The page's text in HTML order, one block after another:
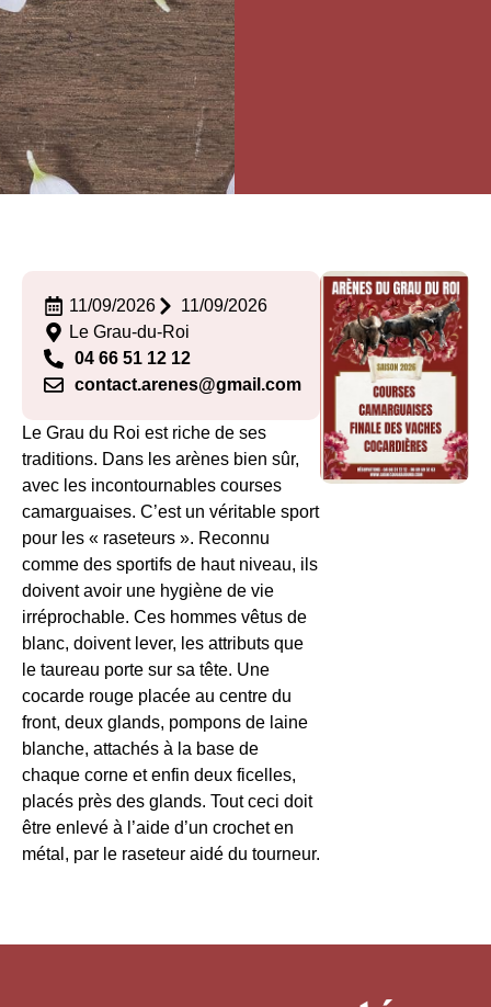
11/09/2026
11/09/2026
Le Grau-du-Roi
04 66 51 12 12
contact.arenes@gmail.com
Le Grau du Roi est riche de ses
traditions. Dans les arènes bien sûr,
avec les incontournables courses
camarguaises. C’est un véritable sport
pour les « raseteurs ». Reconnu
comme des sportifs de haut niveau, ils
doivent avoir une hygiène de vie
irréprochable. Ces hommes vêtus de
blanc, doivent lever, les attributs que
le taureau porte sur sa tête. Une
cocarde rouge placée au centre du
front, deux glands, pompons de laine
blanche, attachés à la base de
chaque corne et enfin deux ficelles,
placés près des glands. Tout ceci doit
être enlevé à l’aide d’un crochet en
métal, par le raseteur aidé du tourneur.